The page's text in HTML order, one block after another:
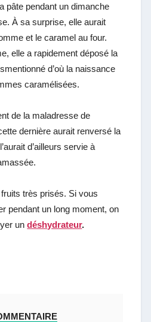
pâte pendant un dimanche
À sa surprise, elle aurait
et le caramel au four.
elle a rapidement déposé la
d’où la naissance
caramélisées.
de la maladresse de
dernière aurait renversé la
d’ailleurs servie à
très prisés. Si vous
pendant un long moment, on
undéshydrateur.